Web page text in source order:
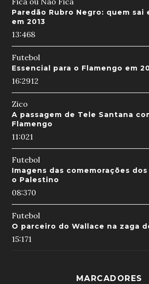
Paredão Rubro Negro: quem sai
em 2013
13:468
Futebol
Essencial para o Flamengo em
16:2912
Zico
A passagem de Tele Santana
Flamengo
11:021
Futebol
Imagens das comemorações
o Palestino
08:370
Futebol
O parceiro do Wallace na zaga
15:171
MARCADORES